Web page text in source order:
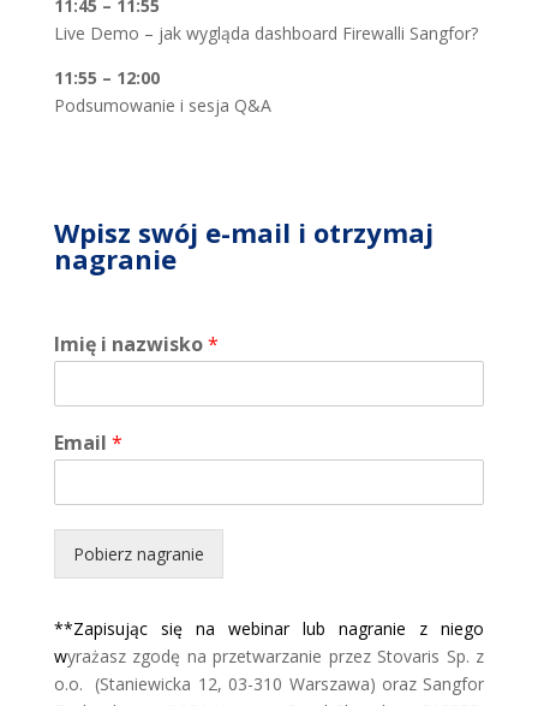
11:45 – 11:55
Live Demo – jak wygląda dashboard Firewalli Sangfor?
11:55 – 12:00
Podsumowanie i sesja Q&A
Wpisz swój e-mail i otrzymaj
nagranie
Imię i nazwisko*
Email *
Pobierz nagranie
**Zapisując się na webinar lub nagranie z niego
wyrażasz zgodę na przetwarzanie przez Stovaris Sp. z
o.o. (Staniewicka 12, 03-310 Warszawa) oraz Sangfor